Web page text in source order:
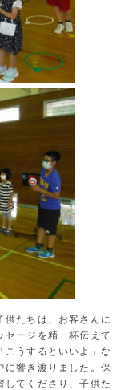
たちは、お客さんに
セージを精一杯伝えて
こうするといいよ」な
に響き渡りました。保
してくださり、子供た